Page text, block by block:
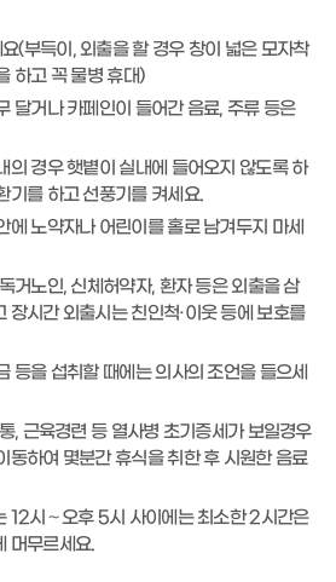
(부득이, 외출을 할 경우 창이 넓은 모자착
하고 꼭 물병 휴대)
달거나 카페인이 들어간 음료, 주류 등은
의 경우 햇볕이 실내에 들어오지 않도록 하
기를 하고 선풍기를 켜세요.
에 노약자나 어린이를 홀로 남겨두지 마세
거노인, 신체허약자, 환자 등은 외출을 삼
장시간 외출시는 친인척·이웃 등에 보호를
등을 섭취할 때에는 의사의 조언을 들으세
, 근육경련 등 열사병 초기증세가 보일경우
동하여 몇분간 휴식을 취한 후 시원한 음료
12시～오후 5시 사이에는 최소한 2시간은
머무르세요.